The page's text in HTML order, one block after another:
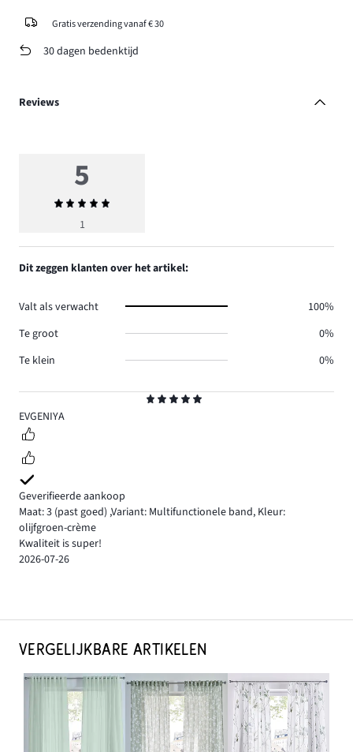
Gratis verzending vanaf € 30
30 dagen bedenktijd
Reviews
5
EVGENIYA
Geverifieerde aankoop
Maat: 3 (past goed) ,Variant: Multifunctionele band, Kleur:
olijfgroen-crème
Kwaliteit is super!
2026-07-26
5
Gemiddelde
beoordeling
1
Dit zeggen klanten over het artikel:
Valt als verwacht
100%
Te groot
0%
Te klein
0%
VERGELIJKBARE ARTIKELEN